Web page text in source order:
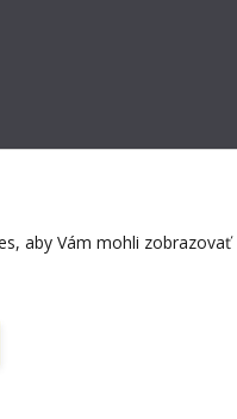
aby Vám mohli zobrazovať